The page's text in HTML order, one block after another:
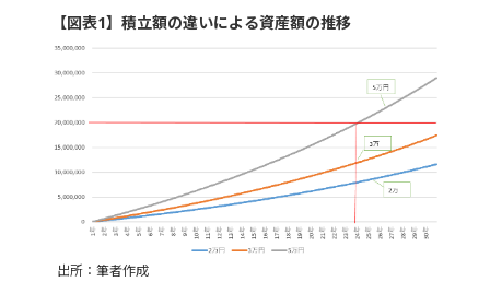
【図表1】積立額の違いによる資産額の推移
出所：筆者作成